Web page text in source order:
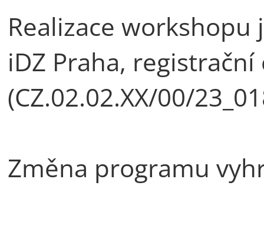
Realizace
iDZ Praha,
(CZ.02.02.XX/00/
Změna programu